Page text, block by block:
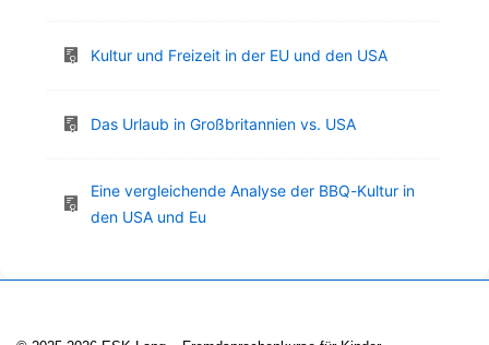
Kultur und Freizeit in der EU und den USA
Das Urlaub in Großbritannien vs. USA
Eine vergleichende Analyse der BBQ-Kultur in
den USA und Eu